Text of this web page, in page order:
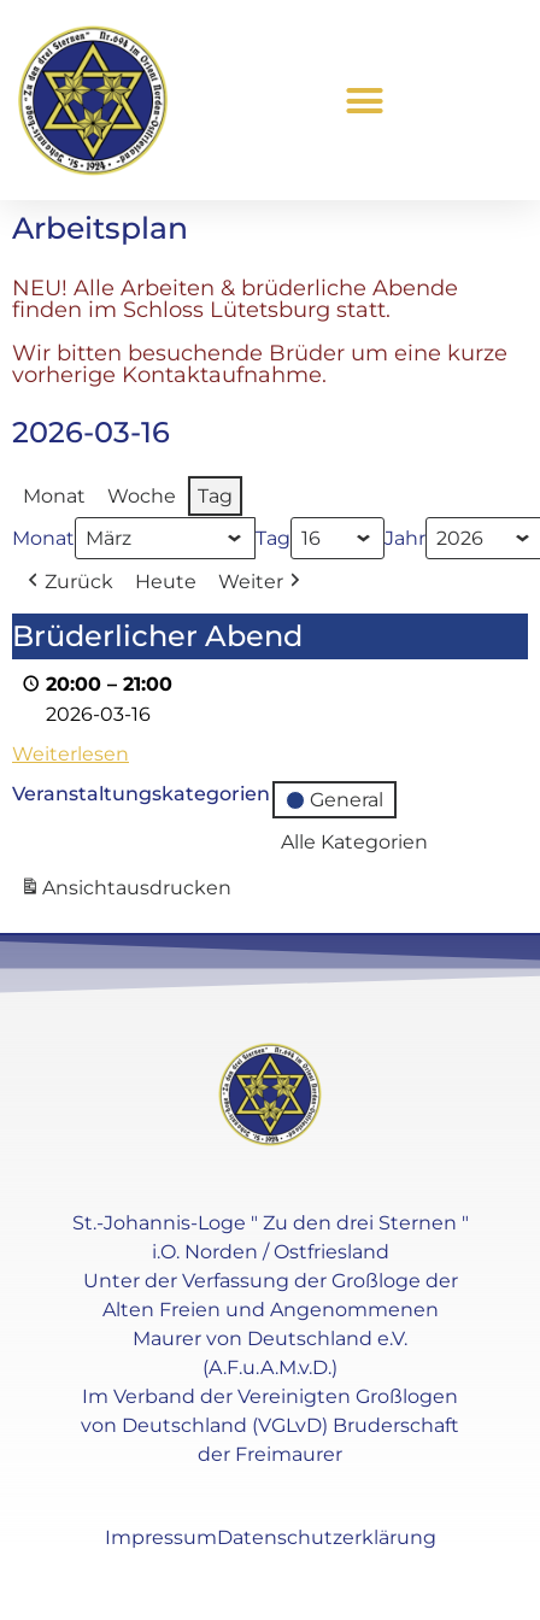
Arbeitsplan
NEU! Alle Arbeiten & brüderliche Abende
finden im Schloss Lütetsburg statt.
Wir bitten besuchende Brüder um eine kurze
vorherige Kontaktaufnahme.
2026-03-16
Monat Woche
Tag
Monat
Tag
Jahr
Zurück
Heute Weiter
Brüderlicher Abend
20:00 – 21:00
2026-03-16
Weiterlesen
Veranstaltungskategorien
General
Alle Kategorien
Ansichtausdrucken
St.-Johannis-Loge " Zu den drei Sternen "
i.O. Norden / Ostfriesland
Unter der Verfassung der Großloge der
Alten Freien und Angenommenen
Maurer von Deutschland e.V.
(A.F.u.A.M.v.D.)
Im Verband der Vereinigten Großlogen
von Deutschland (VGLvD) Bruderschaft
der Freimaurer
ImpressumDatenschutzerklärung